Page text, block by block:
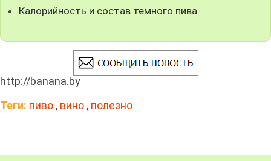
Калорийность и состав темного пива
http://banana.by
Теги: пиво , вино , полезно